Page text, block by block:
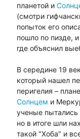
планетой и
(смотри
попыток его
пошло по пизде,
где объяснил
В середине 19
который нашел
перигелия –
Солнцем и
ученые пытались
но в итоге шли
такой "Хоба" и